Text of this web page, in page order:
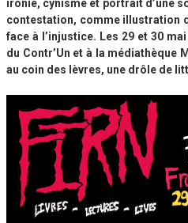
ironie, cynisme et portrait d’une
contestation, comme illustration
face à l’injustice. Les 29 et 30
du Contr’Un et à la
au coin des lèvres, une drôle de